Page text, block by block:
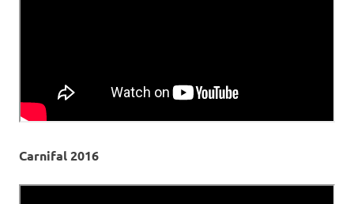
Carnifal 2016